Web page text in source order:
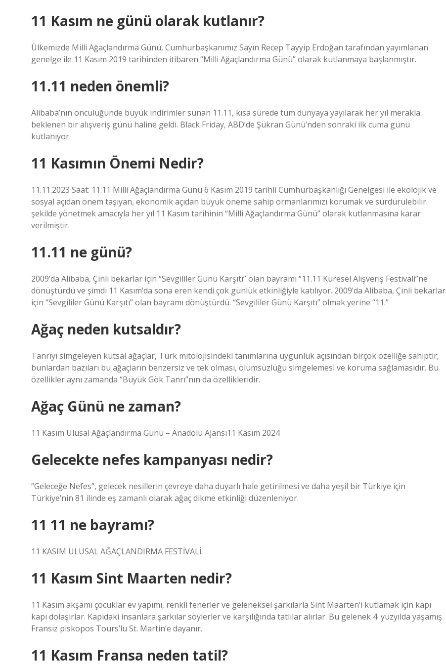
11 Kasım ne günü olarak kutlanır?
Ülkemizde Milli Ağaçlandırma Günü, Cumhurbaşkanımız Sayın Recep Tayyip Erdoğan tarafından yayımlanan
genelge ile 11 Kasım 2019 tarihinden itibaren “Milli Ağaçlandırma Günü” olarak kutlanmaya başlanmıştır.
11.11 neden önemli?
Alibaba’nın öncülüğünde büyük indirimler sunan 11.11, kısa sürede tüm dünyaya yayılarak her yıl merakla
beklenen bir alışveriş günü haline geldi. Black Friday, ABD’de Şükran Günü’nden sonraki ilk cuma günü
kutlanıyor.
11 Kasımın Önemi Nedir?
11.11.2023 Saat: 11:11 Milli Ağaçlandırma Günü 6 Kasım 2019 tarihli Cumhurbaşkanlığı Genelgesi ile ekolojik ve
sosyal açıdan önem taşıyan, ekonomik açıdan büyük öneme sahip ormanlarımızı korumak ve sürdürülebilir
şekilde yönetmek amacıyla her yıl 11 Kasım tarihinin “Milli Ağaçlandırma Günü” olarak kutlanmasına karar
verilmiştir.
11.11 ne günü?
2009’da Alibaba, Çinli bekarlar için “Sevgililer Günü Karşıtı” olan bayramı “11.11 Küresel Alışveriş Festivali”ne
dönüştürdü ve şimdi 11 Kasım’da sona eren kendi çok günlük etkinliğiyle katılıyor. 2009’da Alibaba, Çinli bekarlar
için “Sevgililer Günü Karşıtı” olan bayramı dönüştürdü. “Sevgililer Günü Karşıtı” olmak yerine “11.”
Ağaç neden kutsaldır?
Tanrıyı simgeleyen kutsal ağaçlar, Türk mitolojisindeki tanımlarına uygunluk açısından birçok özelliğe sahiptir;
bunlardan bazıları bu ağaçların benzersiz ve tek olması, ölümsüzlüğü simgelemesi ve koruma sağlamasıdır. Bu
özellikler aynı zamanda “Büyük Gök Tanrı”nın da özellikleridir.
Ağaç Günü ne zaman?
11 Kasım Ulusal Ağaçlandırma Günü – Anadolu Ajansı11 Kasım 2024
Gelecekte nefes kampanyası nedir?
“Geleceğe Nefes”, gelecek nesillerin çevreye daha duyarlı hale getirilmesi ve daha yeşil bir Türkiye için
Türkiye’nin 81 ilinde eş zamanlı olarak ağaç dikme etkinliği düzenleniyor.
11 11 ne bayramı?
11 KASIM ULUSAL AĞAÇLANDIRMA FESTİVALİ.
11 Kasım Sint Maarten nedir?
11 Kasım akşamı çocuklar ev yapımı, renkli fenerler ve geleneksel şarkılarla Sint Maarten’i kutlamak için kapı
kapı dolaşırlar. Kapıdaki insanlara şarkılar söylerler ve karşılığında tatlılar alırlar. Bu gelenek 4. yüzyılda yaşamış
Fransız piskopos Tours’lu St. Martin’e dayanır.
11 Kasım Fransa neden tatil?